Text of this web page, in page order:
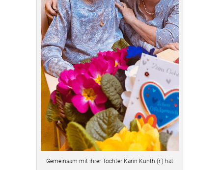
Gemeinsam mit ihrer Tochter Karin Kunth (r.) hat